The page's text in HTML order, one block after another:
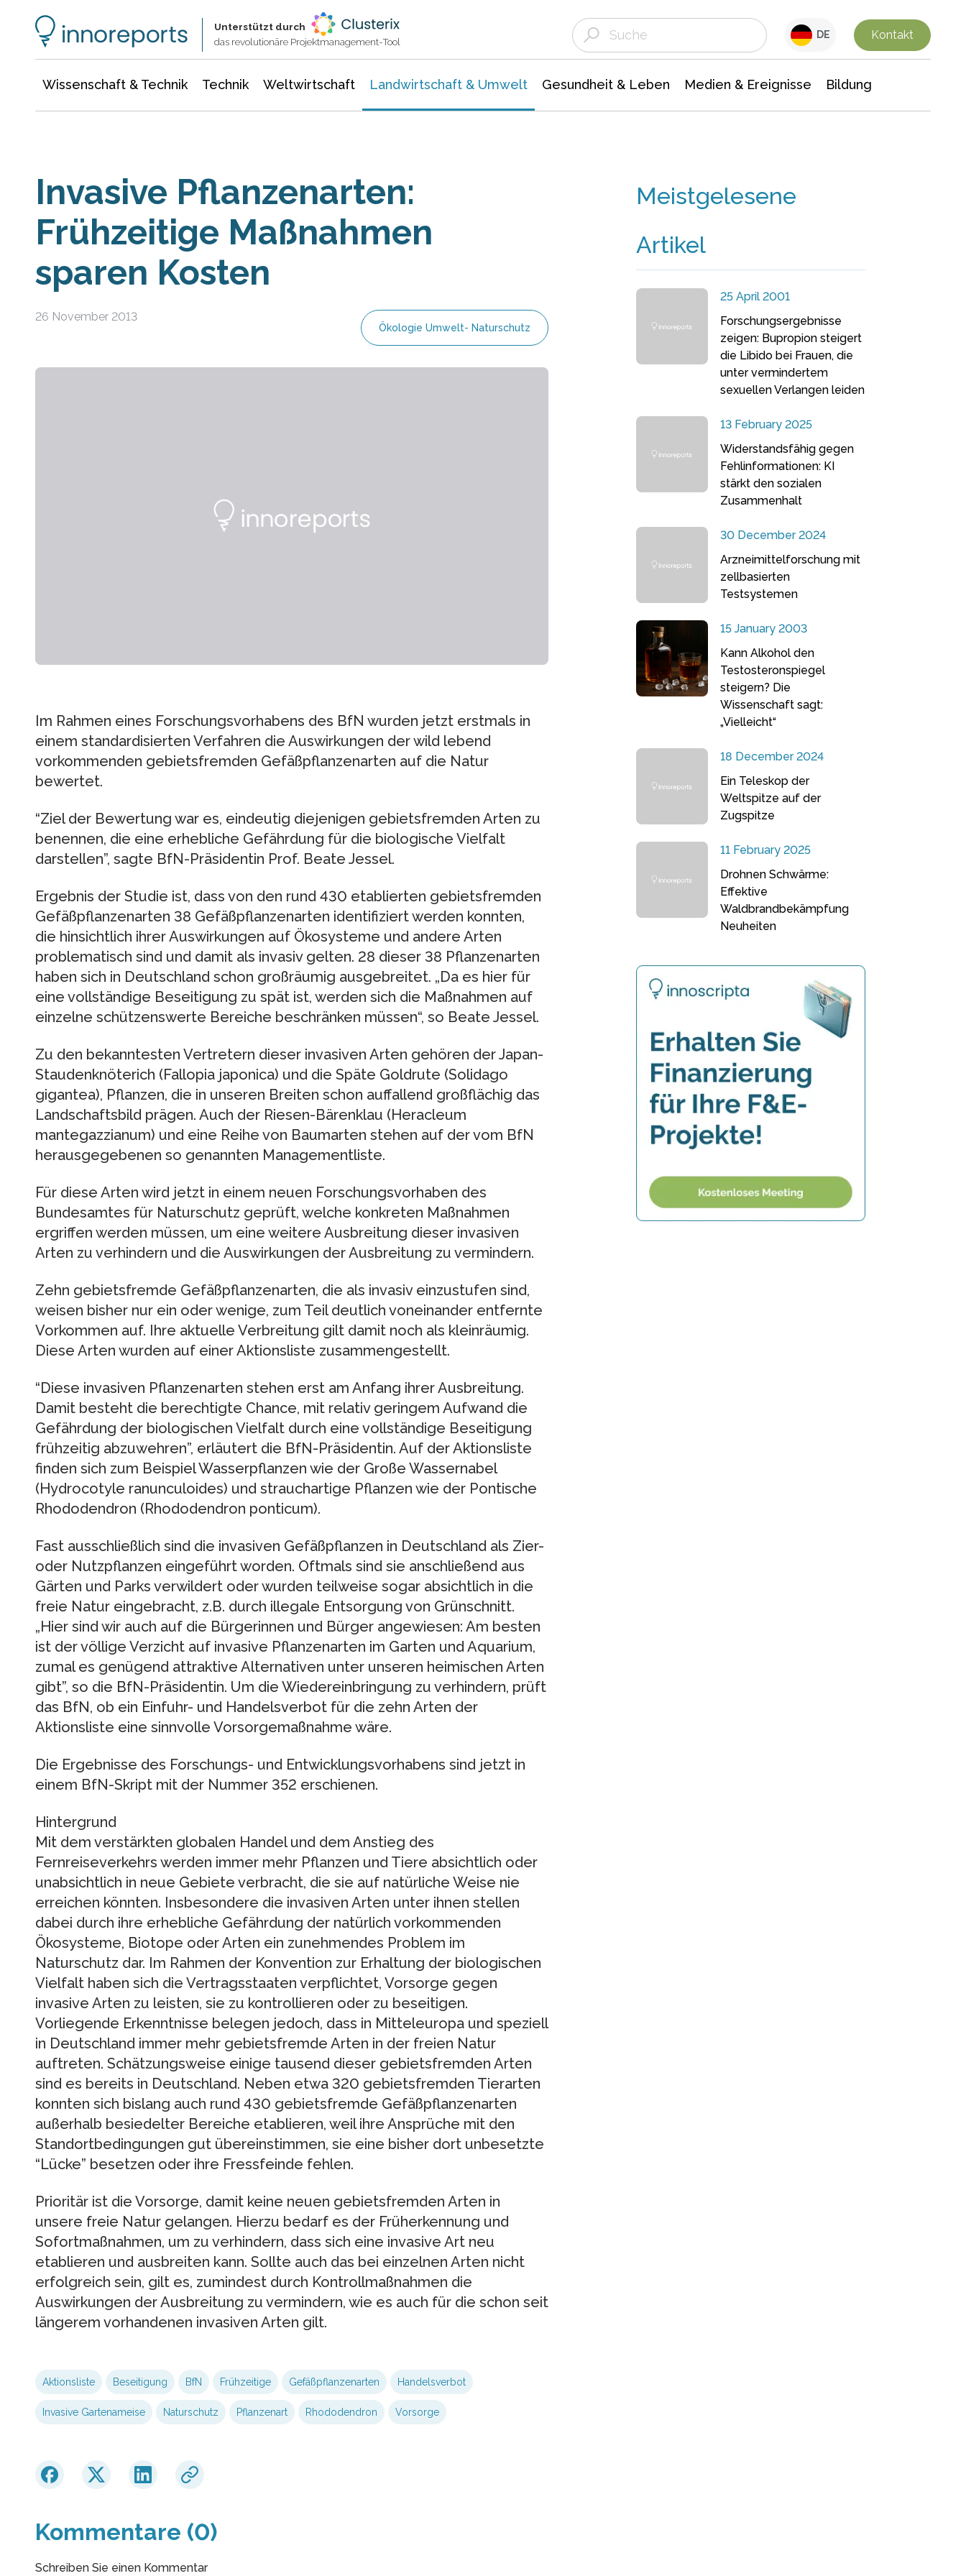
Unterstützt durch
das revolutionäre Projektmanagement-Tool
DE Kontakt
Wissenschaft & Technik Technik Weltwirtschaft Landwirtschaft & Umwelt Gesundheit & Leben Medien & Ereignisse Bildung
Invasive Pflanzenarten:
Frühzeitige Maßnahmen
sparen Kosten
26 November 2013
Ökologie Umwelt- Naturschutz
Im Rahmen eines Forschungsvorhabens des BfN wurden jetzt erstmals in
einem standardisierten Verfahren die Auswirkungen der wild lebend
vorkommenden gebietsfremden Gefäßpflanzenarten auf die Natur
bewertet.
“Ziel der Bewertung war es, eindeutig diejenigen gebietsfremden Arten zu
benennen, die eine erhebliche Gefährdung für die biologische Vielfalt
darstellen”, sagte BfN-Präsidentin Prof. Beate Jessel.
Ergebnis der Studie ist, dass von den rund 430 etablierten gebietsfremden
Gefäßpflanzenarten 38 Gefäßpflanzenarten identifiziert werden konnten,
die hinsichtlich ihrer Auswirkungen auf Ökosysteme und andere Arten
problematisch sind und damit als invasiv gelten. 28 dieser 38 Pflanzenarten
haben sich in Deutschland schon großräumig ausgebreitet. „Da es hier für
eine vollständige Beseitigung zu spät ist, werden sich die Maßnahmen auf
einzelne schützenswerte Bereiche beschränken müssen“, so Beate Jessel.
Zu den bekanntesten Vertretern dieser invasiven Arten gehören der Japan-
Staudenknöterich (Fallopia japonica) und die Späte Goldrute (Solidago
gigantea), Pflanzen, die in unseren Breiten schon auffallend großflächig das
Landschaftsbild prägen. Auch der Riesen-Bärenklau (Heracleum
mantegazzianum) und eine Reihe von Baumarten stehen auf der vom BfN
herausgegebenen so genannten Managementliste.
Für diese Arten wird jetzt in einem neuen Forschungsvorhaben des
Bundesamtes für Naturschutz geprüft, welche konkreten Maßnahmen
ergriffen werden müssen, um eine weitere Ausbreitung dieser invasiven
Arten zu verhindern und die Auswirkungen der Ausbreitung zu vermindern.
Zehn gebietsfremde Gefäßpflanzenarten, die als invasiv einzustufen sind,
weisen bisher nur ein oder wenige, zum Teil deutlich voneinander entfernte
Vorkommen auf. Ihre aktuelle Verbreitung gilt damit noch als kleinräumig.
Diese Arten wurden auf einer Aktionsliste zusammengestellt.
“Diese invasiven Pflanzenarten stehen erst am Anfang ihrer Ausbreitung.
Damit besteht die berechtigte Chance, mit relativ geringem Aufwand die
Gefährdung der biologischen Vielfalt durch eine vollständige Beseitigung
frühzeitig abzuwehren”, erläutert die BfN-Präsidentin. Auf der Aktionsliste
finden sich zum Beispiel Wasserpflanzen wie der Große Wassernabel
(Hydrocotyle ranunculoides) und strauchartige Pflanzen wie der Pontische
Rhododendron (Rhododendron ponticum).
Fast ausschließlich sind die invasiven Gefäßpflanzen in Deutschland als Zier-
oder Nutzpflanzen eingeführt worden. Oftmals sind sie anschließend aus
Gärten und Parks verwildert oder wurden teilweise sogar absichtlich in die
freie Natur eingebracht, z.B. durch illegale Entsorgung von Grünschnitt.
„Hier sind wir auch auf die Bürgerinnen und Bürger angewiesen: Am besten
ist der völlige Verzicht auf invasive Pflanzenarten im Garten und Aquarium,
zumal es genügend attraktive Alternativen unter unseren heimischen Arten
gibt”, so die BfN-Präsidentin. Um die Wiedereinbringung zu verhindern, prüft
das BfN, ob ein Einfuhr- und Handelsverbot für die zehn Arten der
Aktionsliste eine sinnvolle Vorsorgemaßnahme wäre.
Die Ergebnisse des Forschungs- und Entwicklungsvorhabens sind jetzt in
einem BfN-Skript mit der Nummer 352 erschienen.
Hintergrund
Mit dem verstärkten globalen Handel und dem Anstieg des
Fernreiseverkehrs werden immer mehr Pflanzen und Tiere absichtlich oder
unabsichtlich in neue Gebiete verbracht, die sie auf natürliche Weise nie
erreichen könnten. Insbesondere die invasiven Arten unter ihnen stellen
dabei durch ihre erhebliche Gefährdung der natürlich vorkommenden
Ökosysteme, Biotope oder Arten ein zunehmendes Problem im
Naturschutz dar. Im Rahmen der Konvention zur Erhaltung der biologischen
Vielfalt haben sich die Vertragsstaaten verpflichtet, Vorsorge gegen
invasive Arten zu leisten, sie zu kontrollieren oder zu beseitigen.
Vorliegende Erkenntnisse belegen jedoch, dass in Mitteleuropa und speziell
in Deutschland immer mehr gebietsfremde Arten in der freien Natur
auftreten. Schätzungsweise einige tausend dieser gebietsfremden Arten
sind es bereits in Deutschland. Neben etwa 320 gebietsfremden Tierarten
konnten sich bislang auch rund 430 gebietsfremde Gefäßpflanzenarten
außerhalb besiedelter Bereiche etablieren, weil ihre Ansprüche mit den
Standortbedingungen gut übereinstimmen, sie eine bisher dort unbesetzte
“Lücke” besetzen oder ihre Fressfeinde fehlen.
Prioritär ist die Vorsorge, damit keine neuen gebietsfremden Arten in
unsere freie Natur gelangen. Hierzu bedarf es der Früherkennung und
Sofortmaßnahmen, um zu verhindern, dass sich eine invasive Art neu
etablieren und ausbreiten kann. Sollte auch das bei einzelnen Arten nicht
erfolgreich sein, gilt es, zumindest durch Kontrollmaßnahmen die
Auswirkungen der Ausbreitung zu vermindern, wie es auch für die schon seit
längerem vorhandenen invasiven Arten gilt.
Aktionsliste Beseitigung BfN Frühzeitige Gefäßpflanzenarten Handelsverbot
Invasive Gartenameise Naturschutz Pflanzenart Rhododendron Vorsorge
Kommentare (0)
Schreiben Sie einen Kommentar
Meistgelesene
Artikel
25 April 2001
Forschungsergebnisse
zeigen: Bupropion steigert
die Libido bei Frauen, die
unter vermindertem
sexuellen Verlangen leiden
13 February 2025
Widerstandsfähig gegen
Fehlinformationen: KI
stärkt den sozialen
Zusammenhalt
30 December 2024
Arzneimittelforschung mit
zellbasierten
Testsystemen
15 January 2003
Kann Alkohol den
Testosteronspiegel
steigern? Die
Wissenschaft sagt:
„Vielleicht“
18 December 2024
Ein Teleskop der
Weltspitze auf der
Zugspitze
11 February 2025
Drohnen Schwärme:
Effektive
Waldbrandbekämpfung
Neuheiten